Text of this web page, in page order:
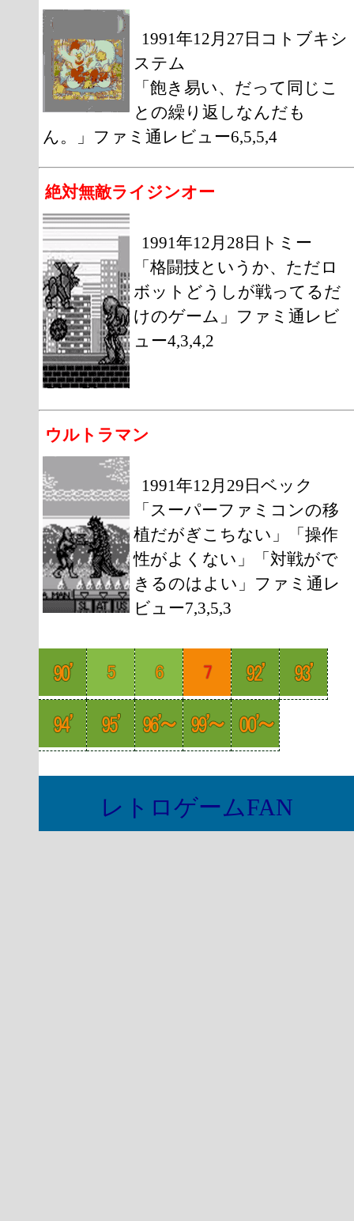
1991年12月27日コトブキシ
ステム
「飽き易い、だって同じこ
との繰り返しなんだも
ん。」ファミ通レビュー6,5,5,4
絶対無敵ライジンオー
1991年12月28日トミー
「格闘技というか、ただロ
ボットどうしが戦ってるだ
けのゲーム」ファミ通レビ
ュー4,3,4,2
ウルトラマン
1991年12月29日ベック
「スーパーファミコンの移
植だがぎこちない」「操作
性がよくない」「対戦がで
きるのはよい」ファミ通レ
ビュー7,3,5,3
レトロゲームFAN